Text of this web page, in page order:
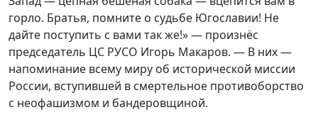
горло. Братья, помните о судьбе Югославии! Не
дайте поступить с вами так же!» — произнёс
председатель ЦС РУСО Игорь Макаров. — В них —
напоминание всему миру об исторической миссии
России, вступившей в смертельное противоборство
с неофашизмом и бандеровщиной.